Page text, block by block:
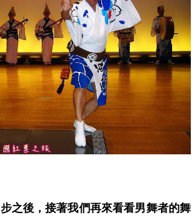
之後，接著我們再來看看男舞者的舞